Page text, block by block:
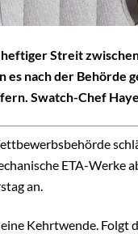
heftiger Streit
es nach der Behörde
Swatch-Chef
ETA-Werke
an.
Kehrtwende. Folgt